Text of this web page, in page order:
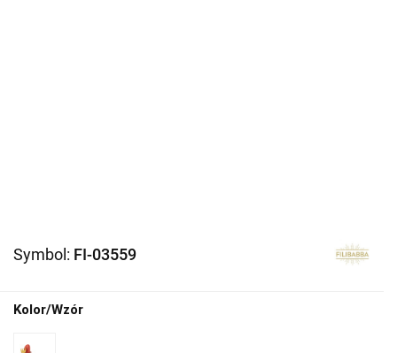
Symbol: FI-03559
Kolor/Wzór